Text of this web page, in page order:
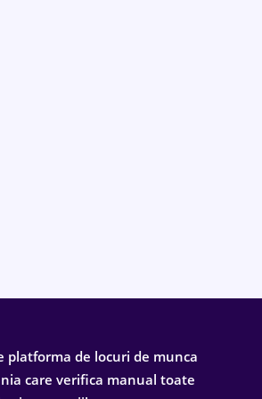
platforma de locuri de munca
care verifica manual toate